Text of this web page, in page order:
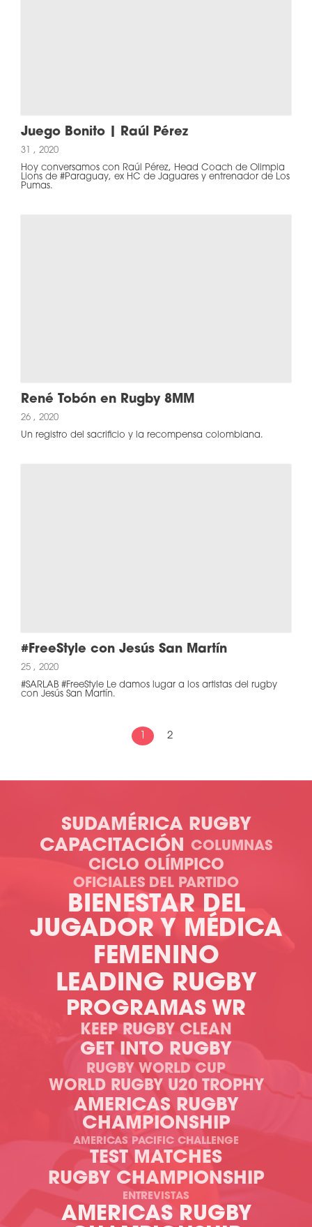
Juego Bonito | Raúl Pérez
31 , 2020
Hoy conversamos con Raúl Pérez, Head Coach de Olimpia
Lions de #Paraguay, ex HC de Jaguares y entrenador de Los
Pumas.
René Tobón en Rugby 8MM
26 , 2020
Un registro del sacrificio y la recompensa colombiana.
#FreeStyle con Jesús San Martín
25 , 2020
#SARLAB #FreeStyle Le damos lugar a los artistas del rugby
con Jesús San Martín.
2
SUDAMÉRICA RUGBY
CAPACITACIÓN COLUMNAS
CICLO OLÍMPICO
OFICIALES DEL PARTIDO
BIENESTAR DEL
JUGADOR Y MÉDICA
FEMENINO
LEADING RUGBY
PROGRAMAS WR
KEEP RUGBY CLEAN
GET INTO RUGBY
RUGBY WORLD CUP
WORLD RUGBY U20 TROPHY
AMERICAS RUGBY
CHAMPIONSHIP
AMERICAS PACIFIC CHALLENGE
TEST MATCHES
RUGBY CHAMPIONSHIP
ENTREVISTAS
AMERICAS RUGBY